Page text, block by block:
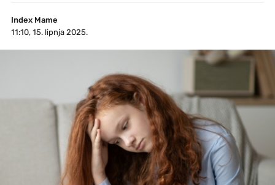
Index Mame
11:10, 15. lipnja 2025.